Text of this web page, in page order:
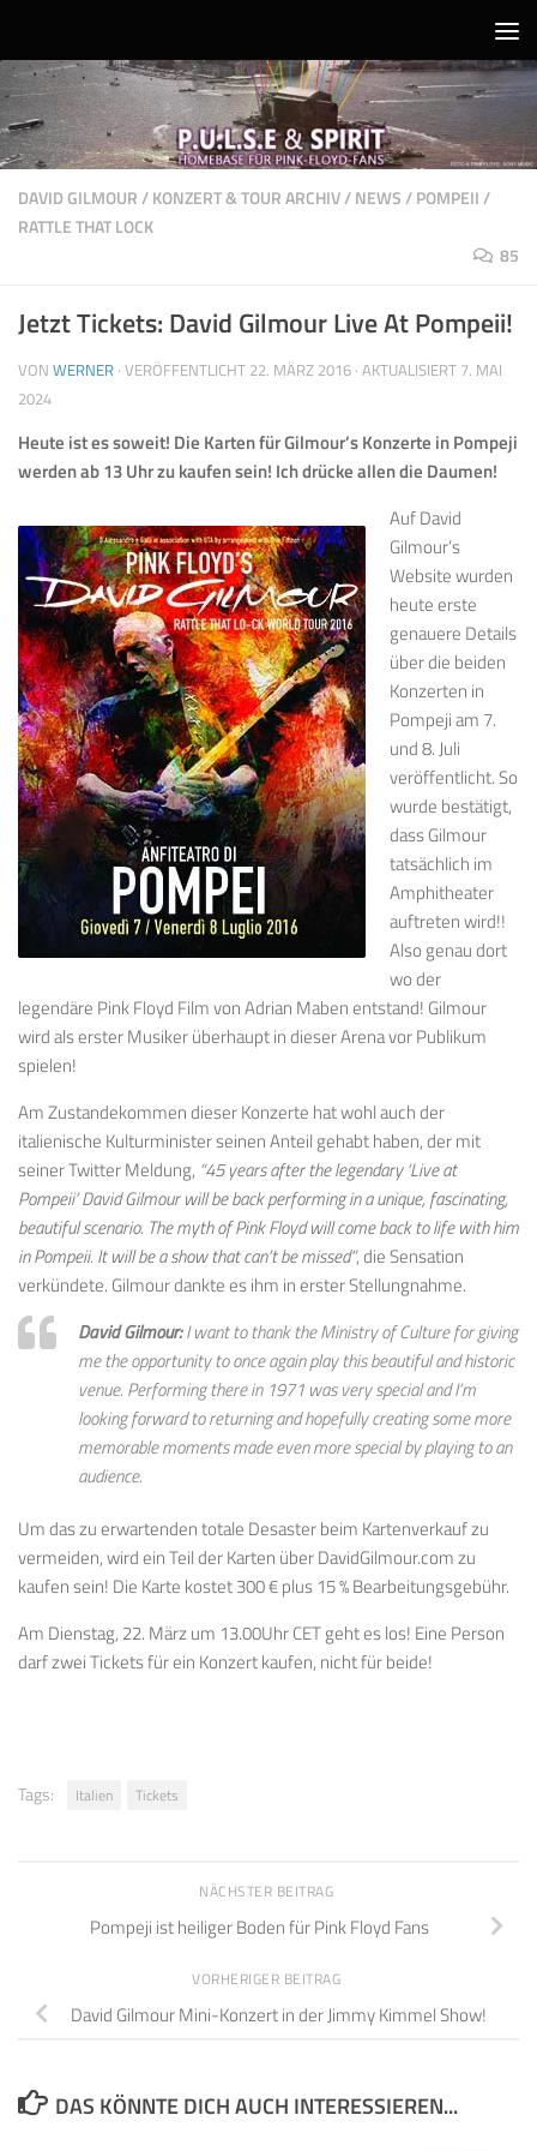
DAVID GILMOUR/KONZERT & TOUR ARCHIV/NEWS/POMPEII/
RATTLE THAT LOCK
85
Jetzt Tickets: David Gilmour Live At Pompeii!
VON WERNER · VERÖFFENTLICHT 22. MÄRZ 2016 · AKTUALISIERT 7. MAI
2024
Heute ist es soweit! Die Karten für Gilmour’s Konzerte in Pompeji
werden ab 13 Uhr zu kaufen sein! Ich drücke allen die Daumen!
Auf David
Gilmour’s
Website wurden
heute erste
genauere Details
über die beiden
Konzerten in
Pompeji am 7.
und 8. Juli
veröffentlicht. So
wurde bestätigt,
dass Gilmour
tatsächlich im
Amphitheater
auftreten wird!!
Also genau dort
wo der
legendäre Pink Floyd Film von Adrian Maben entstand! Gilmour
wird als erster Musiker überhaupt in dieser Arena vor Publikum
spielen!
Am Zustandekommen dieser Konzerte hat wohl auch der
italienische Kulturminister seinen Anteil gehabt haben, der mit
seiner Twitter Meldung, “45 years after the legendary ‘Live at
Pompeii’ David Gilmour will be back performing in a unique, fascinating,
beautiful scenario. The myth of Pink Floyd will come back to life with him
in Pompeii. It will be a show that can’t be missed”, die Sensation
verkündete. Gilmour dankte es ihm in erster Stellungnahme.
David Gilmour:I want to thank the Ministry of Culture for giving
me the opportunity to once again play this beautiful and historic
venue. Performing there in 1971 was very special and I’m
looking forward to returning and hopefully creating some more
memorable moments made even more special by playing to an
audience.
Um das zu erwartenden totale Desaster beim Kartenverkauf zu
vermeiden, wird ein Teil der Karten über DavidGilmour.com zu
kaufen sein! Die Karte kostet 300 € plus 15 % Bearbeitungsgebühr.
Am Dienstag, 22. März um 13.00Uhr CET geht es los! Eine Person
darf zwei Tickets für ein Konzert kaufen, nicht für beide!
Tags: Italien Tickets
NÄCHSTER BEITRAG
Pompeji ist heiliger Boden für Pink Floyd Fans
VORHERIGER BEITRAG
David Gilmour Mini-Konzert in der Jimmy Kimmel Show!
DAS KÖNNTE DICH AUCH INTERESSIEREN...